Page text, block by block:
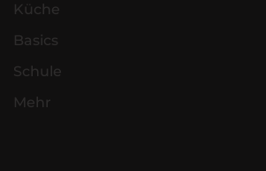
Küche
Basics
Schule
Mehr